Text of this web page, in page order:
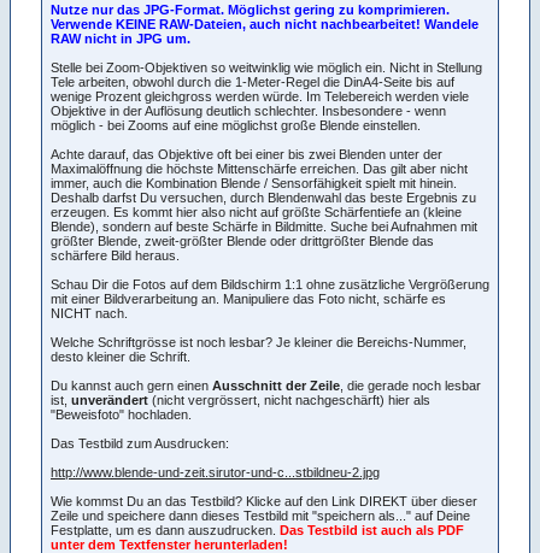
Nutze nur das JPG-Format. Möglichst gering zu komprimieren.
Verwende KEINE RAW-Dateien, auch nicht nachbearbeitet! Wandele
RAW nicht in JPG um.
Stelle bei Zoom-Objektiven so weitwinklig wie möglich ein. Nicht in Stellung
Tele arbeiten, obwohl durch die 1-Meter-Regel die DinA4-Seite bis auf
wenige Prozent gleichgross werden würde. Im Telebereich werden viele
Objektive in der Auflösung deutlich schlechter. Insbesondere - wenn
möglich - bei Zooms auf eine möglichst große Blende einstellen.
Achte darauf, das Objektive oft bei einer bis zwei Blenden unter der
Maximalöffnung die höchste Mittenschärfe erreichen. Das gilt aber nicht
immer, auch die Kombination Blende / Sensorfähigkeit spielt mit hinein.
Deshalb darfst Du versuchen, durch Blendenwahl das beste Ergebnis zu
erzeugen. Es kommt hier also nicht auf größte Schärfentiefe an (kleine
Blende), sondern auf beste Schärfe in Bildmitte. Suche bei Aufnahmen mit
größter Blende, zweit-größter Blende oder drittgrößter Blende das
schärfere Bild heraus.
Schau Dir die Fotos auf dem Bildschirm 1:1 ohne zusätzliche Vergrößerung
mit einer Bildverarbeitung an. Manipuliere das Foto nicht, schärfe es
NICHT nach.
Welche Schriftgrösse ist noch lesbar? Je kleiner die Bereichs-Nummer,
desto kleiner die Schrift.
Du kannst auch gern einen Ausschnitt der Zeile , die gerade noch lesbar
ist, unverändert (nicht vergrössert, nicht nachgeschärft) hier als
"Beweisfoto" hochladen.
Das Testbild zum Ausdrucken:
http://www.blende-und-zeit.sirutor-und-c...stbildneu-2.jpg
Wie kommst Du an das Testbild? Klicke auf den Link DIREKT über dieser
Zeile und speichere dann dieses Testbild mit "speichern als..." auf Deine
Festplatte, um es dann auszudrucken. Das Testbild ist auch als PDF
unter dem Textfenster herunterladen!